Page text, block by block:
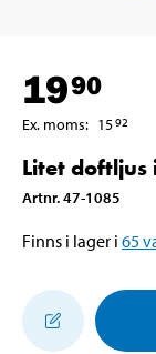
1990
Ex. moms: 1592
Litet doftljus
Artnr.47-1085
Finns i lager i 65